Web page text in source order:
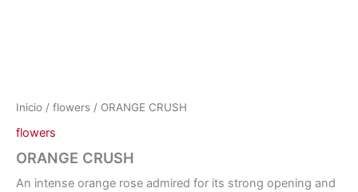
Inicio / flowers / ORANGE CRUSH
flowers
ORANGE CRUSH
An intense orange rose admired for its strong opening and